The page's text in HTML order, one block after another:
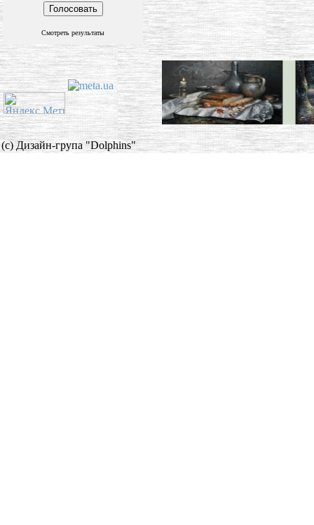
Смотреть результаты
(c) Дизайн-група "Dolphins"